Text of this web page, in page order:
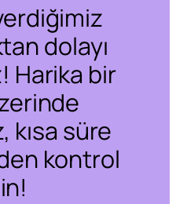
dolayı
Harika bir
kısa süre
kontrol